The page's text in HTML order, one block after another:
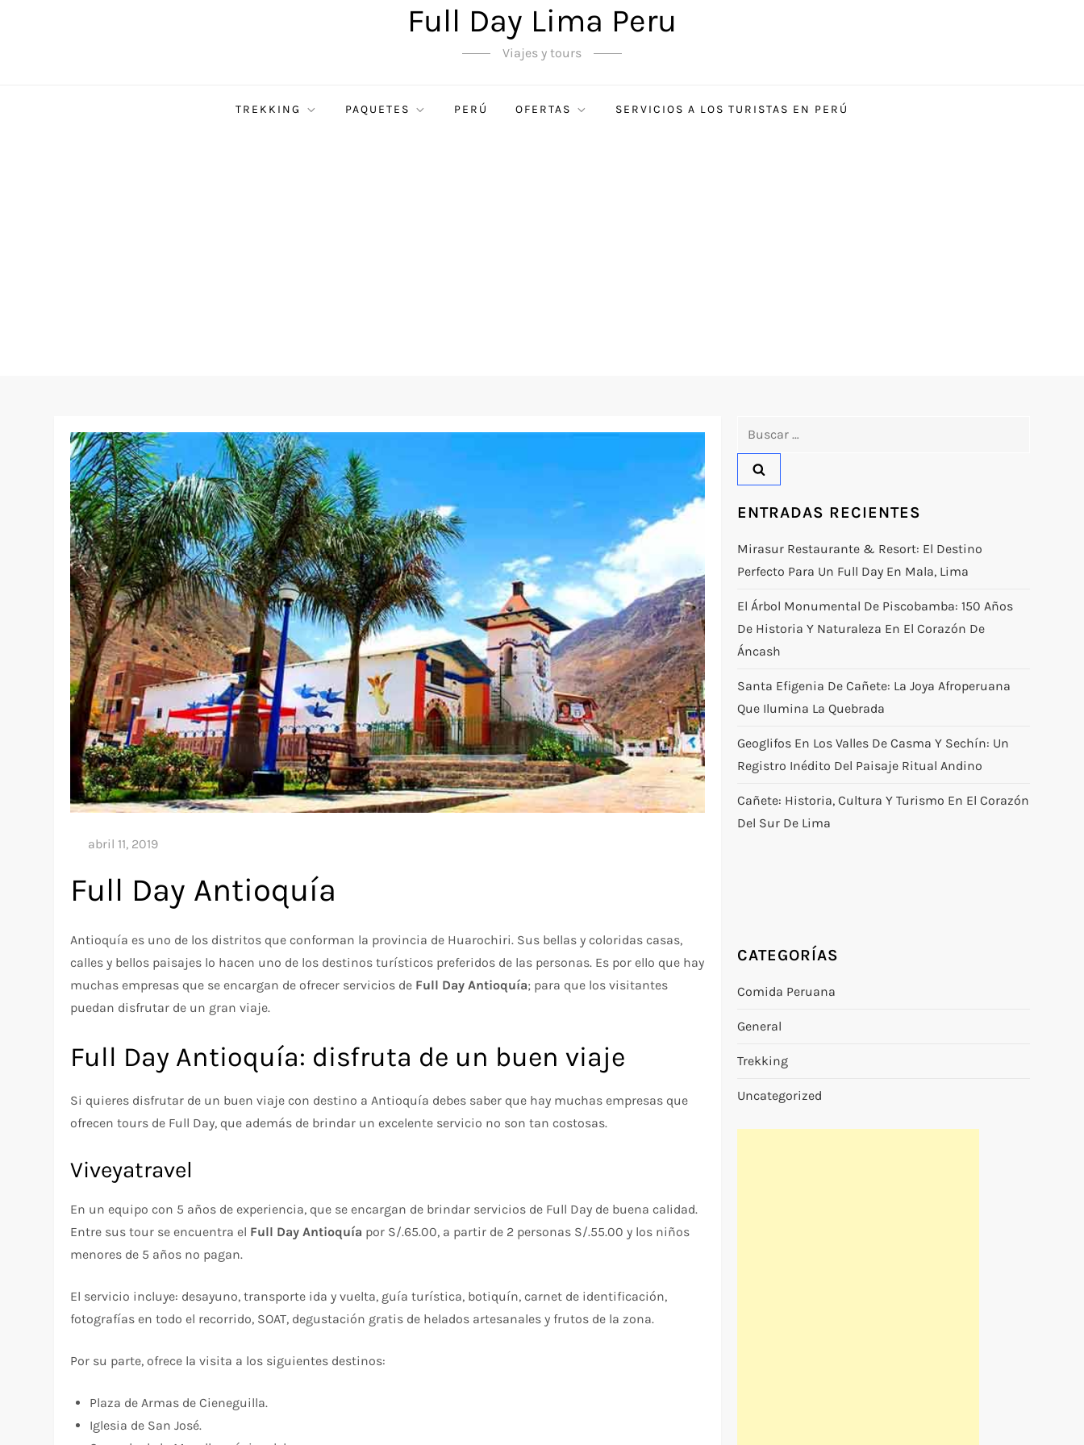
Full Day Lima Peru
Viajes y tours
TREKKING PAQUETES PERÚ OFERTAS SERVICIOS A LOS TURISTAS EN PERÚ
Full Day Antioquía
Antioquía es uno de los distritos que conforman la provincia de Huarochiri. Sus bellas y coloridas casas,
calles y bellos paisajes lo hacen uno de los destinos turísticos preferidos de las personas. Es por ello que hay
muchas empresas que se encargan de ofrecer servicios de Full Day Antioquía; para que los visitantes
puedan disfrutar de un gran viaje.
Full Day Antioquía: disfruta de un buen viaje
Si quieres disfrutar de un buen viaje con destino a Antioquía debes saber que hay muchas empresas que
ofrecen tours de Full Day, que además de brindar un excelente servicio no son tan costosas.
Viveyatravel
En un equipo con 5 años de experiencia, que se encargan de brindar servicios de Full Day de buena calidad.
Entre sus tour se encuentra el Full Day Antioquía por S/.65.00, a partir de 2 personas S/.55.00 y los niños
menores de 5 años no pagan.
El servicio incluye: desayuno, transporte ida y vuelta, guía turística, botiquín, carnet de identificación,
fotografías en todo el recorrido, SOAT, degustación gratis de helados artesanales y frutos de la zona.
Por su parte, ofrece la visita a los siguientes destinos:
Plaza de Armas de Cieneguilla.
Iglesia de San José.
ENTRADAS RECIENTES
Mirasur Restaurante & Resort: El Destino
Perfecto Para Un Full Day En Mala, Lima
El Árbol Monumental De Piscobamba: 150 Años
De Historia Y Naturaleza En El Corazón De
Áncash
Santa Efigenia De Cañete: La Joya Afroperuana
Que Ilumina La Quebrada
Geoglifos En Los Valles De Casma Y Sechín: Un
Registro Inédito Del Paisaje Ritual Andino
Cañete: Historia, Cultura Y Turismo En El Corazón
Del Sur De Lima
CATEGORÍAS
Comida Peruana
General
Trekking
Uncategorized